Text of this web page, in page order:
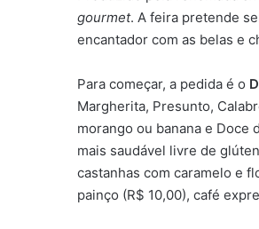
gourmet. A feira pretende
encantador com as belas e
Para começar, a pedida é o
Margherita, Presunto,
morango ou banana e Doce
mais saudável livre de
castanhas com caramelo e
painço (R$ 10,00), café